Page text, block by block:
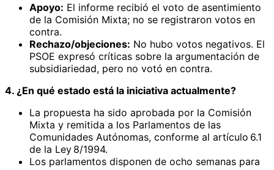
Apoyo: El informe recibió el voto de asentimiento
de la Comisión Mixta; no se registraron votos en
contra.
Rechazo/objeciones: No hubo votos negativos. El
PSOE expresó críticas sobre la argumentación de
subsidiariedad, pero no votó en contra.
4. ¿En qué estado está la iniciativa actualmente?
La propuesta ha sido aprobada por la Comisión
Mixta y remitida a los Parlamentos de las
Comunidades Autónomas, conforme al artículo 6.1
de la Ley 8/1994.
Los parlamentos disponen de ocho semanas para